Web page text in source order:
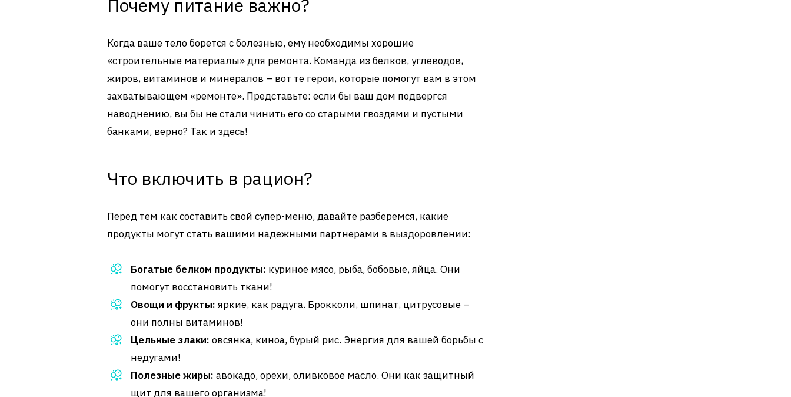
Почему питание важно?
Когда ваше тело борется с болезнью, ему необходимы хорошие
«строительные материалы» для ремонта. Команда из белков, углеводов,
жиров, витаминов и минералов – вот те герои, которые помогут вам в этом
захватывающем «ремонте». Представьте: если бы ваш дом подвергся
наводнению, вы бы не стали чинить его со старыми гвоздями и пустыми
банками, верно? Так и здесь!
Что включить в рацион?
Перед тем как составить свой супер-меню, давайте разберемся, какие
продукты могут стать вашими надежными партнерами в выздоровлении:
Богатые белком продукты: куриное мясо, рыба, бобовые, яйца. Они
помогут восстановить ткани!
Овощи и фрукты: яркие, как радуга. Брокколи, шпинат, цитрусовые –
они полны витаминов!
Цельные злаки: овсянка, киноа, бурый рис. Энергия для вашей борьбы с
недугами!
Полезные жиры: авокадо, орехи, оливковое масло. Они как защитный
щит для вашего организма!